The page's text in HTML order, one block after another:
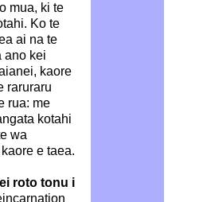
mua, ki te
Ko te
ai na te
ano kei
kaore
raruraru
rua: me
kotahi
wa
e taea.
roto tonu i